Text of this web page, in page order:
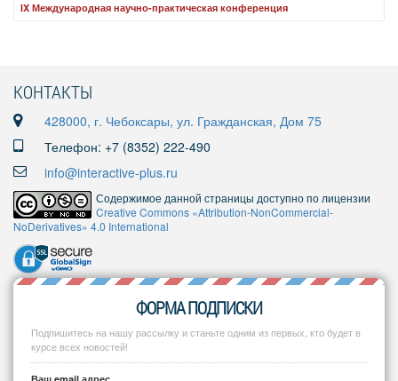
IX Международная научно-практическая конференция
КОНТАКТЫ
428000, г. Чебоксары, ул. Гражданская, Дом 75
Телефон: +7 (8352) 222-490
info@interactive-plus.ru
Содержимое данной страницы доступно по лицензии
Creative Commons «Attribution-NonCommercial-
NoDerivatives» 4.0 International
ФОРМА ПОДПИСКИ
Подпишитесь на нашу рассылку и станьте одним из первых, кто будет в
курсе всех новостей!